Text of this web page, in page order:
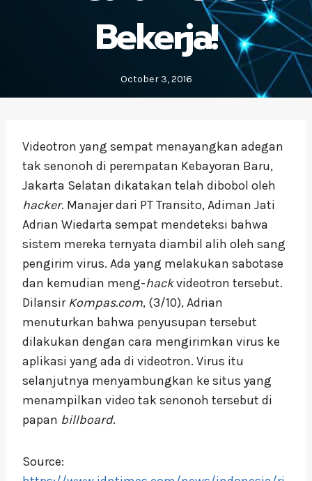
Bekerja!
October 3, 2016
Videotron yang sempat menayangkan adegan
tak senonoh di perempatan Kebayoran Baru,
Jakarta Selatan dikatakan telah dibobol oleh
hacker. Manajer dari PT Transito, Adiman Jati
Adrian Wiedarta sempat mendeteksi bahwa
sistem mereka ternyata diambil alih oleh sang
pengirim virus. Ada yang melakukan sabotase
dan kemudian meng-hackvideotron tersebut.
Dilansir Kompas.com, (3/10), Adrian
menuturkan bahwa penyusupan tersebut
dilakukan dengan cara mengirimkan virus ke
aplikasi yang ada di videotron. Virus itu
selanjutnya menyambungkan ke situs yang
menampilkan video tak senonoh tersebut di
papan billboard.
Source: